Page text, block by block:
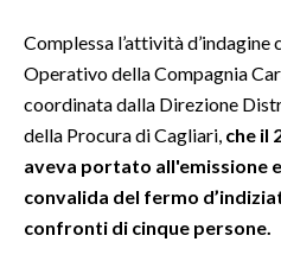
INSULARITÀ
INFO AZIENDE
ABBONATI
ANNUNCI
Complessa l’attività
Operativo della Compagnia
coordinata dalla Direzione
della Procura di Cagliari, che il
aveva portato all'emissione
convalida del fermo
confronti di cinque persone.